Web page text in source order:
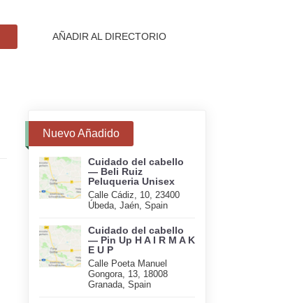
AÑADIR AL DIRECTORIO
Nuevo Añadido
Cuidado del cabello
— Beli Ruiz
Peluqueria Unisex
Calle Cádiz, 10, 23400
Úbeda, Jaén, Spain
Cuidado del cabello
— Pin Up H A I R M A K
E U P
Calle Poeta Manuel
Gongora, 13, 18008
Granada, Spain